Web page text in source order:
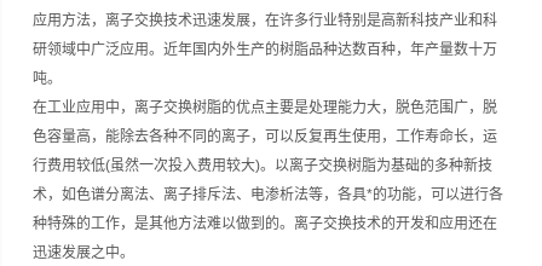
应用方法，离子交换技术迅速发展，在许多行业特别是高新科技产业和科
研领域中广泛应用。近年国内外生产的树脂品种达数百种，年产量数十万
吨。
在工业应用中，离子交换树脂的优点主要是处理能力大，脱色范围广，脱
色容量高，能除去各种不同的离子，可以反复再生使用，工作寿命长，运
行费用较低(虽然一次投入费用较大)。以离子交换树脂为基础的多种新技
术，如色谱分离法、离子排斥法、电渗析法等，各具*的功能，可以进行各
种特殊的工作，是其他方法难以做到的。离子交换技术的开发和应用还在
迅速发展之中。